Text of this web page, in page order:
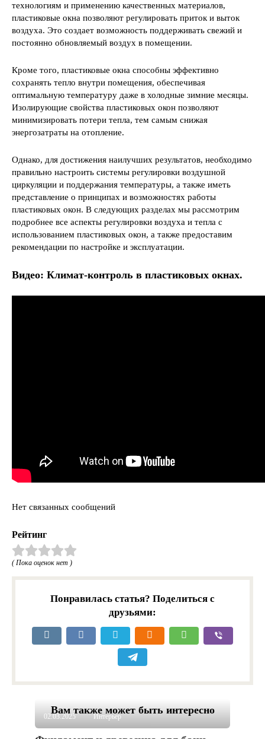
технологиям и применению качественных материалов,
пластиковые окна позволяют регулировать приток и выток
воздуха. Это создает возможность поддерживать свежий и
постоянно обновляемый воздух в помещении.
Кроме того, пластиковые окна способны эффективно
сохранять тепло внутри помещения, обеспечивая
оптимальную температуру даже в холодные зимние месяцы.
Изолирующие свойства пластиковых окон позволяют
минимизировать потери тепла, тем самым снижая
энергозатраты на отопление.
Однако, для достижения наилучших результатов, необходимо
правильно настроить системы регулировки воздушной
циркуляции и поддержания температуры, а также иметь
представление о принципах и возможностях работы
пластиковых окон. В следующих разделах мы рассмотрим
подробнее все аспекты регулировки воздуха и тепла с
использованием пластиковых окон, а также предоставим
рекомендации по настройке и эксплуатации.
Видео: Климат-контроль в пластиковых окнах.
Нет связанных сообщений
Рейтинг
( Пока оценок нет )
Понравилась статья? Поделиться с
друзьями:
Вам также может быть интересно
02.03.2025 Интерьер